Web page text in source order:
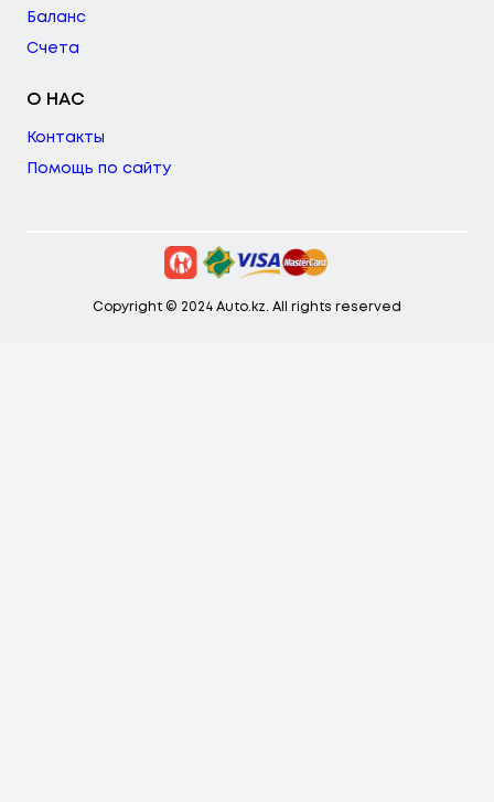
Баланс
Счета
О НАС
Контакты
Помощь по сайту
Copyright © 2024 Auto.kz. All rights reserved